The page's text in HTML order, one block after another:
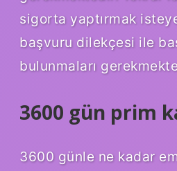
sigorta yaptırmak
başvuru dilekçesi ile
bulunmaları
3600 gün prim
3600 günle ne kadar